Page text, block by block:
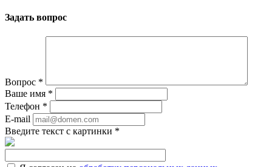
Задать вопрос
Вопрос *
Ваше имя *
Телефон *
E-mail
Введите текст с картинки *